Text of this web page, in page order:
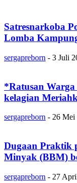
Satresnarkoba
Lomba
sergapreborn - 3 Juli
*Ratusan
kelagian
sergapreborn - 26 Mei
Dugaan Praktik
Minyak (BBM)
sergapreborn - 27